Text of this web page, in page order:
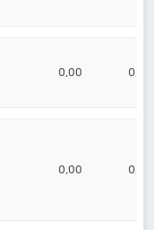
0,00 0,00
0,00 0,00